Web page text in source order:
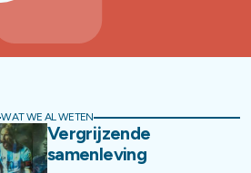
WAT WE AL WETEN
Vergrijzende
samenleving